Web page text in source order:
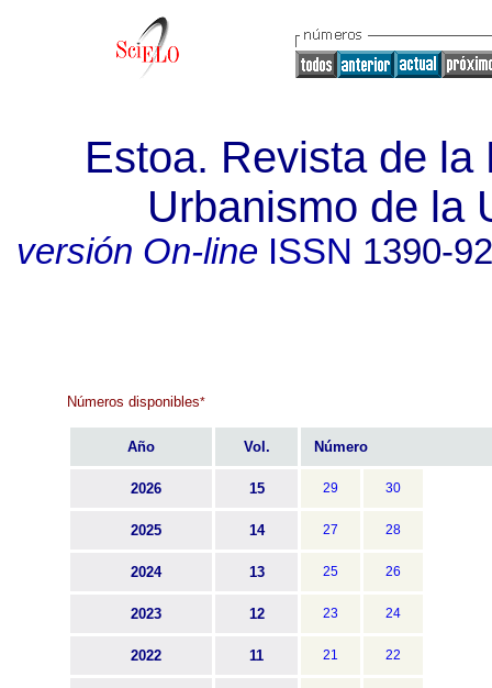
Estoa. Revista de la
Urbanismo de la
versión On-lineISSN 1390-
Números disponibles*
Año Vol. Número
2026 15 29 30
2025 14 27 28
2024 13 25 26
2023 12 23 24
2022 11 21 22